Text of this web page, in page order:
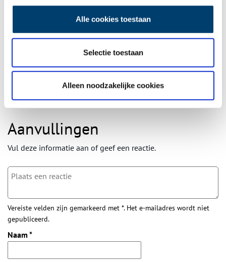
Alle cookies toestaan
Selectie toestaan
Alleen noodzakelijke cookies
Wilt u op de hoogte blijven van de mooiste verhalen en het
laatste erfgoednieuws? Schrijf u dan nu in voor onze
wekelijkse nieuwsbrief!
Bij inschrijving gaat u akkoord met onsprivacybeleid
Aanvullingen
Vul deze informatie aan of geef een reactie.
Vereiste velden zijn gemarkeerd met *. Het e-mailadres wordt niet
gepubliceerd.
Naam *